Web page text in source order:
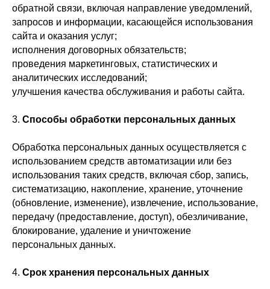
обратной связи, включая направление уведомлений,
запросов и информации, касающейся использования
сайта и оказания услуг;
исполнения договорных обязательств;
проведения маркетинговых, статистических и
аналитических исследований;
улучшения качества обслуживания и работы сайта.
3. Способы обработки персональных данных
Обработка персональных данных осуществляется с
использованием средств автоматизации или без
использования таких средств, включая сбор, запись,
систематизацию, накопление, хранение, уточнение
(обновление, изменение), извлечение, использование,
передачу (предоставление, доступ), обезличивание,
блокирование, удаление и уничтожение
персональных данных.
4. Срок хранения персональных данных